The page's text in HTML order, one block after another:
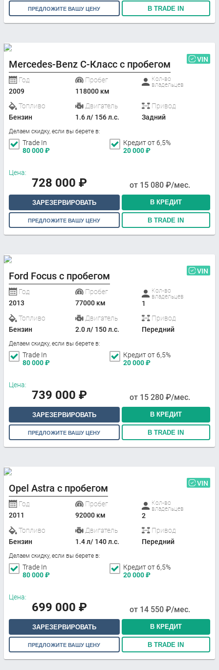
ПРЕДЛОЖИТЕ ВАШУ ЦЕНУ В TRADE IN
Mercedes-Benz C-Класс с пробегом VIN
Год
2009
Пробег
118000 км
Кол-во
владельцев
Топливо
Бензин
Двигатель
1.6 л/ 156 л.с.
Привод
Задний
Делаем скидку, если вы берете в:
Trade In
80 000₽
Кредит от 6,5%
20 000₽
Цена:
728 000 ₽ от 15 080 ₽/мес.
ЗАРЕЗЕРВИРОВАТЬ В КРЕДИТ
ПРЕДЛОЖИТЕ ВАШУ ЦЕНУ В TRADE IN
Ford Focus с пробегом VIN
Год
2013
Пробег
77000 км
Кол-во
владельцев
1
Топливо
Бензин
Двигатель
2.0 л/ 150 л.с.
Привод
Передний
Делаем скидку, если вы берете в:
Trade In
80 000₽
Кредит от 6,5%
20 000₽
Цена:
739 000 ₽ от 15 280 ₽/мес.
ЗАРЕЗЕРВИРОВАТЬ В КРЕДИТ
ПРЕДЛОЖИТЕ ВАШУ ЦЕНУ В TRADE IN
Opel Astra с пробегом VIN
Год
2011
Пробег
92000 км
Кол-во
владельцев
2
Топливо
Бензин
Двигатель
1.4 л/ 140 л.с.
Привод
Передний
Делаем скидку, если вы берете в:
Trade In
80 000₽
Кредит от 6,5%
20 000₽
Цена:
699 000 ₽ от 14 550 ₽/мес.
ЗАРЕЗЕРВИРОВАТЬ В КРЕДИТ
ПРЕДЛОЖИТЕ ВАШУ ЦЕНУ В TRADE IN